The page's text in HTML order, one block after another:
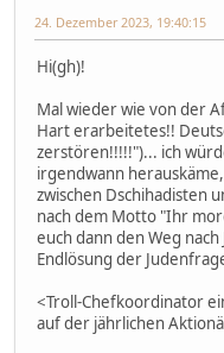
24. Dezember 2023, 19:40:15
Hi(gh)!
Mal wieder wie von der
Hart erarbeitetes!!
zerstören!!!!!")... ich
irgendwann
zwischen Dschihadisten
nach dem Motto "Ihr
euch dann den Weg
Endlösung der
<Troll-Chefkoordinator
auf der jährlichen